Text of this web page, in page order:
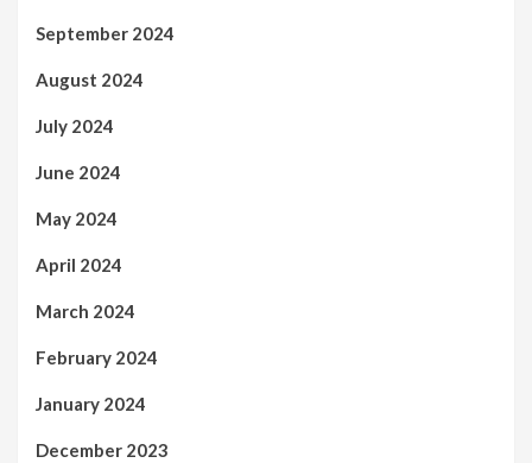
September 2024
August 2024
July 2024
June 2024
May 2024
April 2024
March 2024
February 2024
January 2024
December 2023